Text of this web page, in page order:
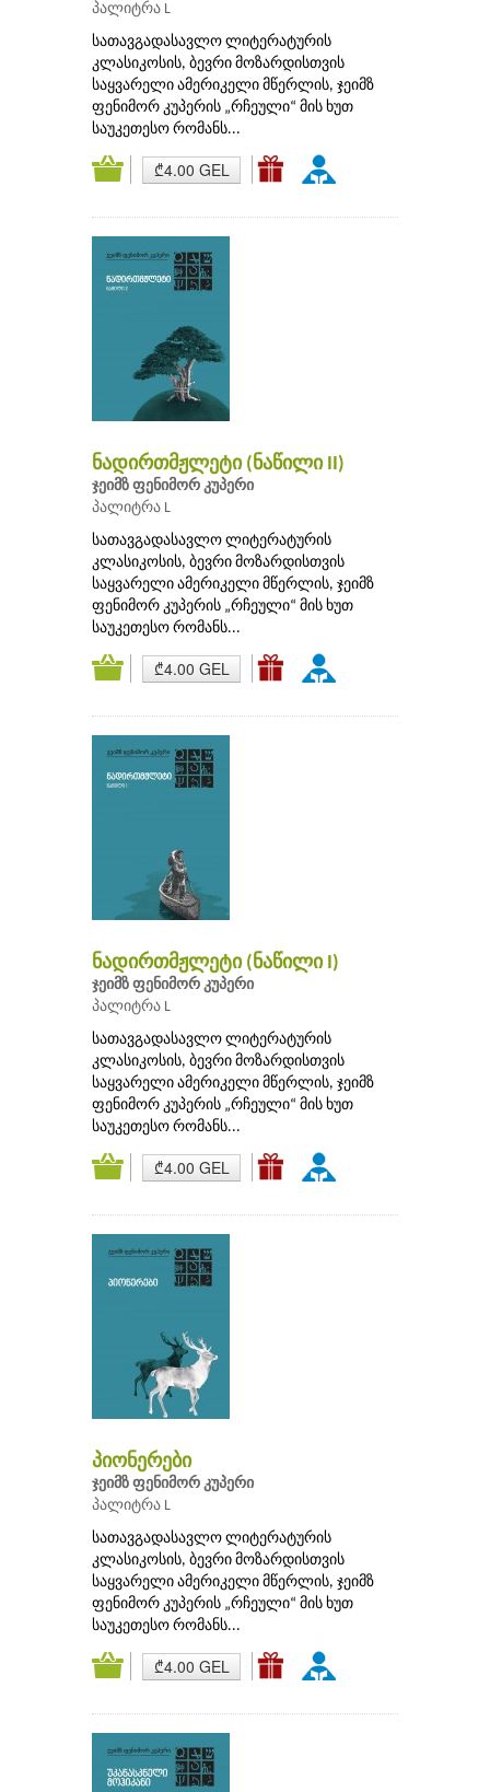
პალიტრა L
სათავგადასავლო ლიტერატურის
კლასიკოსის, ბევრი მოზარდისთვის
საყვარელი ამერიკელი მწერლის, ჯეიმზ
ფენიმორ კუპერის „რჩეული“ მის ხუთ
საუკეთესო რომანს...
₾4.00 GEL
ნადირთმჟლეტი (ნაწილი II)
ჯეიმზ ფენიმორ კუპერი
პალიტრა L
სათავგადასავლო ლიტერატურის
კლასიკოსის, ბევრი მოზარდისთვის
საყვარელი ამერიკელი მწერლის, ჯეიმზ
ფენიმორ კუპერის „რჩეული“ მის ხუთ
საუკეთესო რომანს...
₾4.00 GEL
ნადირთმჟლეტი (ნაწილი I)
ჯეიმზ ფენიმორ კუპერი
პალიტრა L
სათავგადასავლო ლიტერატურის
კლასიკოსის, ბევრი მოზარდისთვის
საყვარელი ამერიკელი მწერლის, ჯეიმზ
ფენიმორ კუპერის „რჩეული“ მის ხუთ
საუკეთესო რომანს...
₾4.00 GEL
პიონერები
ჯეიმზ ფენიმორ კუპერი
პალიტრა L
სათავგადასავლო ლიტერატურის
კლასიკოსის, ბევრი მოზარდისთვის
საყვარელი ამერიკელი მწერლის, ჯეიმზ
ფენიმორ კუპერის „რჩეული“ მის ხუთ
საუკეთესო რომანს...
₾4.00 GEL